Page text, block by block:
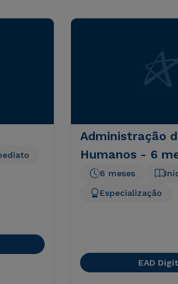
Administração
Humanos - 6
6 meses
Especialização
EAD